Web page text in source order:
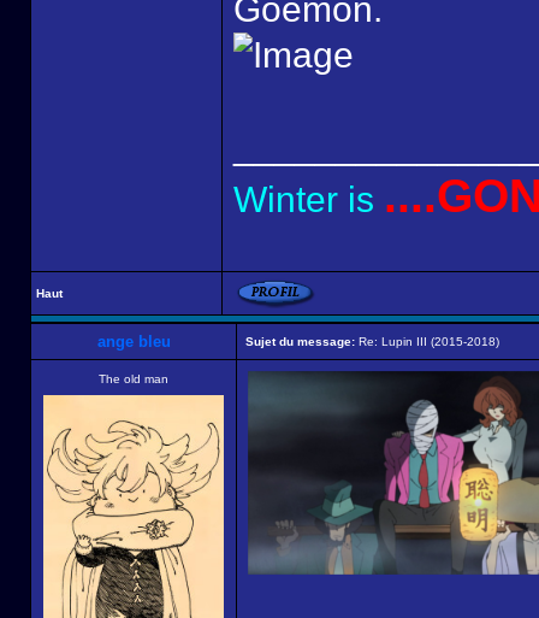
Goemon.
Winter is
Haut
ange bleu Sujet du message: Re: Lupin III (2015-2018)
The old man